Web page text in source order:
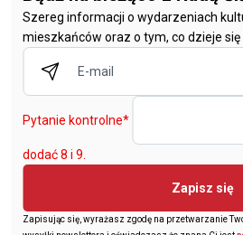
Szereg informacji o wydarzeniach
mieszkańców oraz o tym, co dzieje się
Pytanie kontrolne*
dodać 8 i 9.
Zapisz się
Zapisując się, wyrażasz zgodę na przetwarzanie